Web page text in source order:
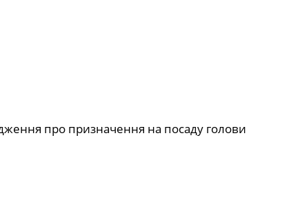
про призначення на посаду голови